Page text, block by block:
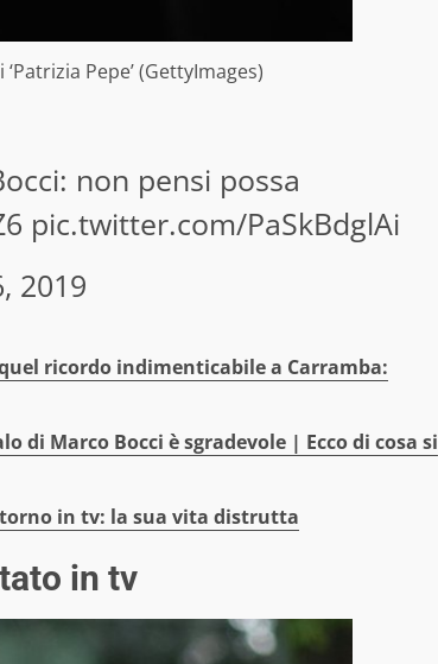
Pepe’ (GettyImages)
non pensi possa
pic.twitter.com/PaSkBdglAi
2019
ricordo indimenticabile a Carramba:
di Marco Bocci è sgradevole | Ecco di cosa si
in tv: la sua vita distrutta
in tv